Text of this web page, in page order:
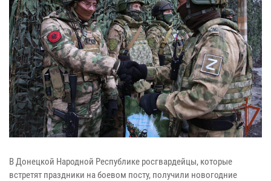
В Донецкой Народной Республике росгвардейцы, которые
встретят праздники на боевом посту, получили новогодние